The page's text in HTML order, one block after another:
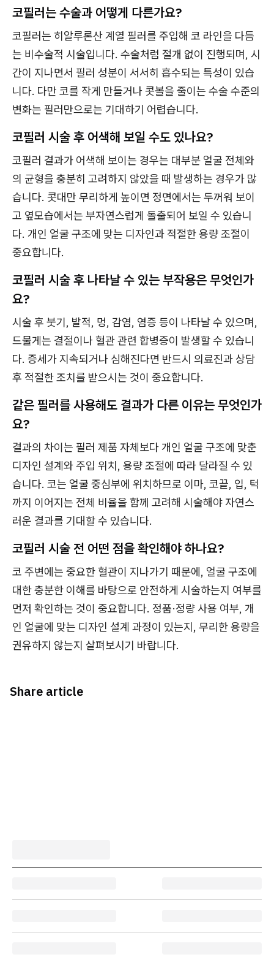
코필러는 수술과 어떻게 다른가요?
코필러는 히알루론산 계열 필러를 주입해 코 라인을 다듬
는 비수술적 시술입니다. 수술처럼 절개 없이 진행되며, 시
간이 지나면서 필러 성분이 서서히 흡수되는 특성이 있습
니다. 다만 코를 작게 만들거나 콧볼을 줄이는 수술 수준의
변화는 필러만으로는 기대하기 어렵습니다.
코필러 시술 후 어색해 보일 수도 있나요?
코필러 결과가 어색해 보이는 경우는 대부분 얼굴 전체와
의 균형을 충분히 고려하지 않았을 때 발생하는 경우가 많
습니다. 콧대만 무리하게 높이면 정면에서는 두꺼워 보이
고 옆모습에서는 부자연스럽게 돌출되어 보일 수 있습니
다. 개인 얼굴 구조에 맞는 디자인과 적절한 용량 조절이
중요합니다.
코필러 시술 후 나타날 수 있는 부작용은 무엇인가
요?
시술 후 붓기, 발적, 멍, 감염, 염증 등이 나타날 수 있으며,
드물게는 결절이나 혈관 관련 합병증이 발생할 수 있습니
다. 증세가 지속되거나 심해진다면 반드시 의료진과 상담
후 적절한 조치를 받으시는 것이 중요합니다.
같은 필러를 사용해도 결과가 다른 이유는 무엇인가
요?
결과의 차이는 필러 제품 자체보다 개인 얼굴 구조에 맞춘
디자인 설계와 주입 위치, 용량 조절에 따라 달라질 수 있
습니다. 코는 얼굴 중심부에 위치하므로 이마, 코끝, 입, 턱
까지 이어지는 전체 비율을 함께 고려해 시술해야 자연스
러운 결과를 기대할 수 있습니다.
코필러 시술 전 어떤 점을 확인해야 하나요?
코 주변에는 중요한 혈관이 지나가기 때문에, 얼굴 구조에
대한 충분한 이해를 바탕으로 안전하게 시술하는지 여부를
먼저 확인하는 것이 중요합니다. 정품·정량 사용 여부, 개
인 얼굴에 맞는 디자인 설계 과정이 있는지, 무리한 용량을
권유하지 않는지 살펴보시기 바랍니다.
Share article